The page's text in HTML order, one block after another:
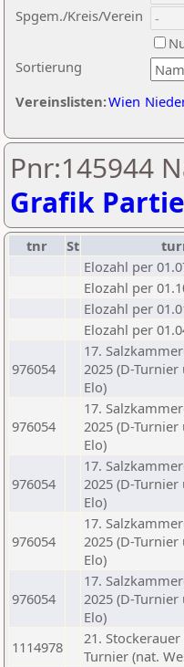
Sortierung
Spgem./Kreis/Verein
Vereinslisten:Wien
Pnr:145944
Grafik
tnr St
Elozahl per
Elozahl per
Elozahl per
Elozahl per
976054
17.
2025 (D-Turnier
Elo)
976054
17.
2025 (D-Turnier
Elo)
976054
17.
2025 (D-Turnier
Elo)
976054
17.
2025 (D-Turnier
Elo)
976054
17.
2025 (D-Turnier
Elo)
1114978
21. Stockerauer
Turnier (nat.